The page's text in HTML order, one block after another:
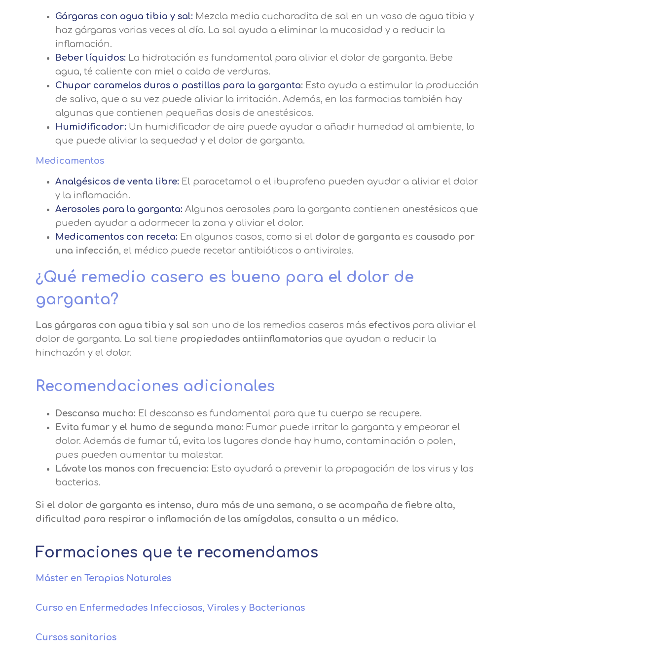
Gárgaras con agua tibia y sal: Mezcla media cucharadita de sal en un vaso de agua tibia y
haz gárgaras varias veces al día. La sal ayuda a eliminar la mucosidad y a reducir la
inflamación.
Beber líquidos: La hidratación es fundamental para aliviar el dolor de garganta. Bebe
agua, té caliente con miel o caldo de verduras.
Chupar caramelos duros o pastillas para la garganta: Esto ayuda a estimular la producción
de saliva, que a su vez puede aliviar la irritación. Además, en las farmacias también hay
algunas que contienen pequeñas dosis de anestésicos.
Humidificador: Un humidificador de aire puede ayudar a añadir humedad al ambiente, lo
que puede aliviar la sequedad y el dolor de garganta.
Medicamentos
Analgésicos de venta libre: El paracetamol o el ibuprofeno pueden ayudar a aliviar el dolor
y la inflamación.
Aerosoles para la garganta: Algunos aerosoles para la garganta contienen anestésicos que
pueden ayudar a adormecer la zona y aliviar el dolor.
Medicamentos con receta: En algunos casos, como si el dolor de garganta es causado por
una infección, el médico puede recetar antibióticos o antivirales.
¿Qué remedio casero es bueno para el dolor de
garganta?
Las gárgaras con agua tibia y sal son uno de los remedios caseros más efectivos para aliviar el
dolor de garganta. La sal tiene propiedades antiinflamatorias que ayudan a reducir la
hinchazón y el dolor.
Recomendaciones adicionales
Descansa mucho: El descanso es fundamental para que tu cuerpo se recupere.
Evita fumar y el humo de segunda mano: Fumar puede irritar la garganta y empeorar el
dolor. Además de fumar tú, evita los lugares donde hay humo, contaminación o polen,
pues pueden aumentar tu malestar.
Lávate las manos con frecuencia: Esto ayudará a prevenir la propagación de los virus y las
bacterias.
Si el dolor de garganta es intenso, dura más de una semana, o se acompaña de fiebre alta,
dificultad para respirar o inflamación de las amígdalas, consulta a un médico.
Formaciones que te recomendamos
Máster en Terapias Naturales
Curso en Enfermedades Infecciosas, Virales y Bacterianas
Cursos sanitarios